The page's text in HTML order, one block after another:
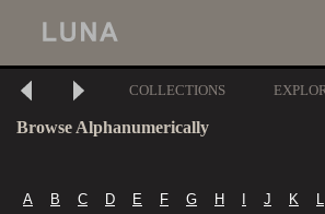
COLLECTIONS
Browse Alphanumerically
A B C D E F G H J K L